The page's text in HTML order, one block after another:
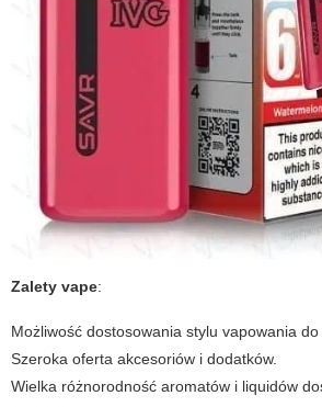
Zalety vape:
Możliwość dostosowania stylu vapowania do
Szeroka oferta akcesoriów i dodatków.
Wielka różnorodność aromatów i liquidów